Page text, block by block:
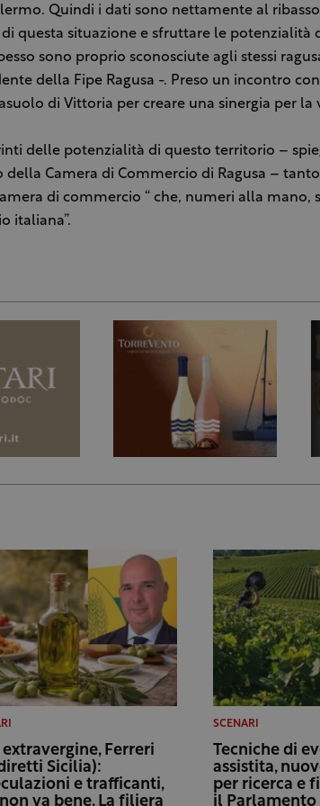
Quindi i dati sono nettamente al
questa situazione e sfruttare le potenzialità
sono proprio sconosciute agli stessi
della Fipe Ragusa -. Preso un incontro
di Vittoria per creare una sinergia per la
delle potenzialità di questo territorio –
della Camera di Commercio di Ragusa –
di commercio “ che, numeri alla mano,
italiana”.
Ferreri
Sicilia):
e trafficanti,
va bene. La filiera
SCENARI
Tecniche di
assistita,
per ricerca e
il Parlamento